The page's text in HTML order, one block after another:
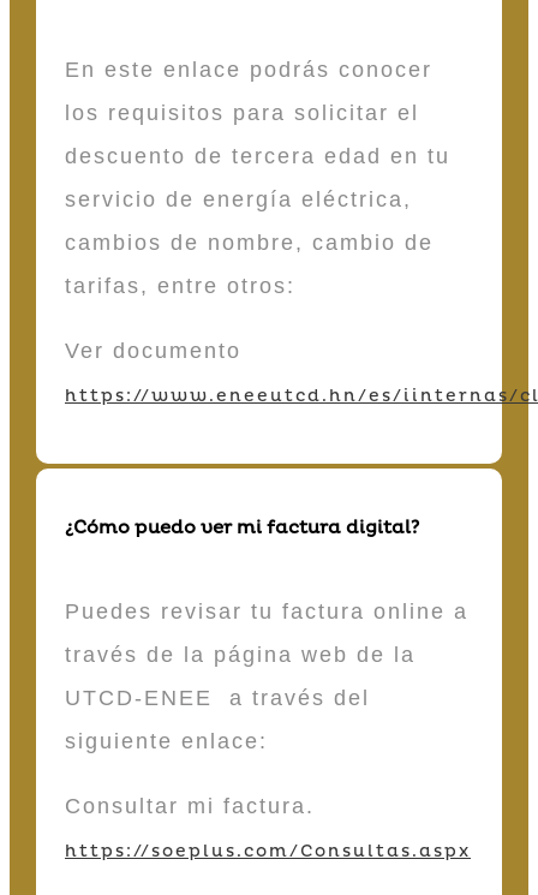
En este enlace podrás conocer
los requisitos para solicitar el
descuento de tercera edad en tu
servicio de energía eléctrica,
cambios de nombre, cambio de
tarifas, entre otros:
Ver documento
https://www.eneeutcd.hn/es/iinternas/
¿Cómo puedo ver mi factura digital?
Puedes revisar tu factura online a
través de la página web de la
UTCD-ENEE a través del
siguiente enlace:
Consultar mi factura.
https://soeplus.com/Consultas.aspx